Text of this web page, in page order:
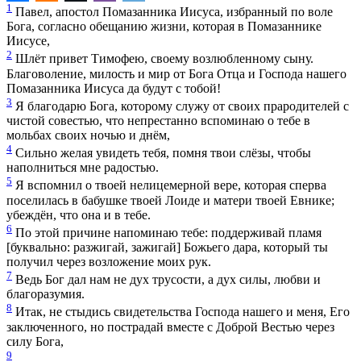
1 Павел, апостол Помазанника Иисуса, избранный по воле
Бога, согласно обещанию жизни, которая в Помазаннике
Иисусе,
2 Шлёт привет Тимофею, своему возлюбленному сыну.
Благоволение, милость и мир от Бога Отца и Господа нашего
Помазанника Иисуса да будут с тобой!
3 Я благодарю Бога, которому служу от своих прародителей с
чистой совестью, что непрестанно вспоминаю о тебе в
мольбах своих ночью и днём,
4 Сильно желая увидеть тебя, помня твои слёзы, чтобы
наполниться мне радостью.
5 Я вспомнил о твоей нелицемерной вере, которая сперва
поселилась в бабушке твоей Лоиде и матери твоей Евнике;
убеждён, что она и в тебе.
6 По этой причине напоминаю тебе: поддерживай пламя
[буквально: разжигай, зажигай] Божьего дара, который ты
получил через возложение моих рук.
7 Ведь Бог дал нам не дух трусости, а дух силы, любви и
благоразумия.
8 Итак, не стыдись свидетельства Господа нашего и меня, Его
заключенного, но пострадай вместе с Доброй Вестью через
силу Бога,
9